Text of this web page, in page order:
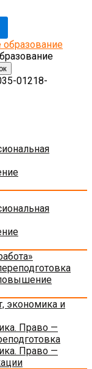
01218-
экономика и
Право —
Право —